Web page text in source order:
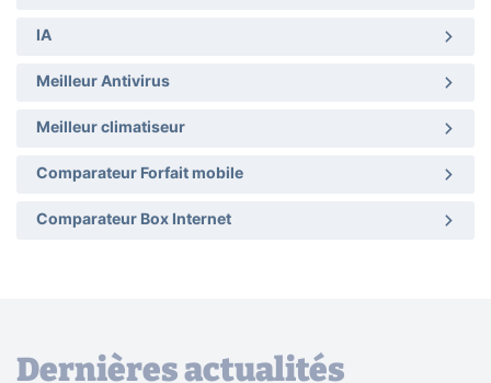
IA
Meilleur Antivirus
Meilleur climatiseur
Comparateur Forfait mobile
Comparateur Box Internet
Dernières actualités